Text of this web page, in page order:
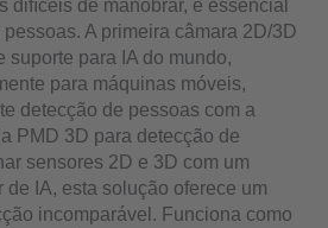
difíceis de manobrar, é essencial
A primeira câmara 2D/3D
suporte para IA do mundo,
para máquinas móveis,
detecção de pessoas com a
PMD 3D para detecção de
sensores 2D e 3D com um
IA, esta solução oferece um
incomparável. Funciona como